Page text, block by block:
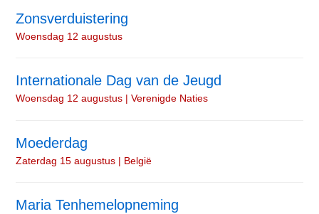
Zonsverduistering
Woensdag 12 augustus
Internationale Dag van de Jeugd
Woensdag 12 augustus | Verenigde Naties
Moederdag
Zaterdag 15 augustus | België
Maria Tenhemelopneming